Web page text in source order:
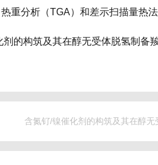
重分析（TGA）和差示扫描量热
的构筑及其在醇无受体脱氢制备
含氮钌/镍催化剂的构筑及其在醇